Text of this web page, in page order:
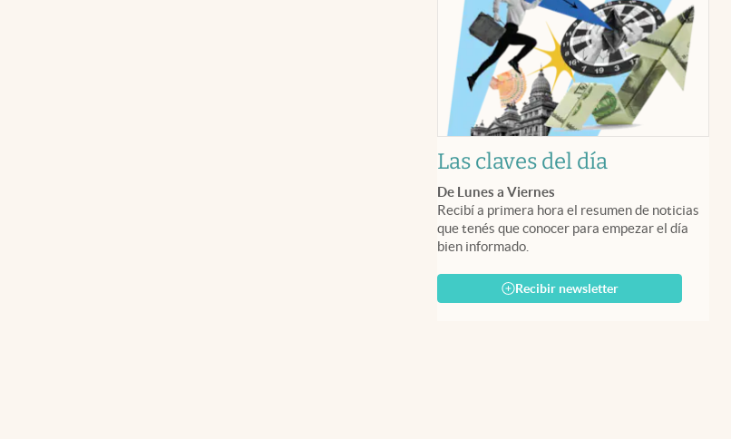
Las claves del día
De Lunes a Viernes
Recibí a primera hora el resumen de noticias
que tenés que conocer para empezar el día
bien informado.
Recibir newsletter